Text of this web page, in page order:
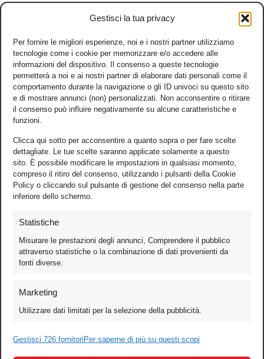
Gestisci la tua privacy
Per fornire le migliori esperienze, noi e i nostri partner utilizziamo
tecnologie come i cookie per memorizzare e/o accedere alle
informazioni del dispositivo. Il consenso a queste tecnologie
permetterà a noi e ai nostri partner di elaborare dati personali come il
comportamento durante la navigazione o gli ID univoci su questo sito
e di mostrare annunci (non) personalizzati. Non acconsentire o ritirare
il consenso può influire negativamente su alcune caratteristiche e
funzioni.
Clicca qui sotto per acconsentire a quanto sopra o per fare scelte
dettagliate. Le tue scelte saranno applicate solamente a questo
sito. È possibile modificare le impostazioni in qualsiasi momento,
compreso il ritiro del consenso, utilizzando i pulsanti della Cookie
Policy o cliccando sul pulsante di gestione del consenso nella parte
inferiore dello schermo.
Statistiche
Misurare le prestazioni degli annunci, Comprendere il pubblico
attraverso statistiche o la combinazione di dati provenienti da
fonti diverse.
Marketing
Utilizzare dati limitati per la selezione della pubblicità.
Gestisci 726 fornitori Per saperne di più su questi scopi
Games
Test